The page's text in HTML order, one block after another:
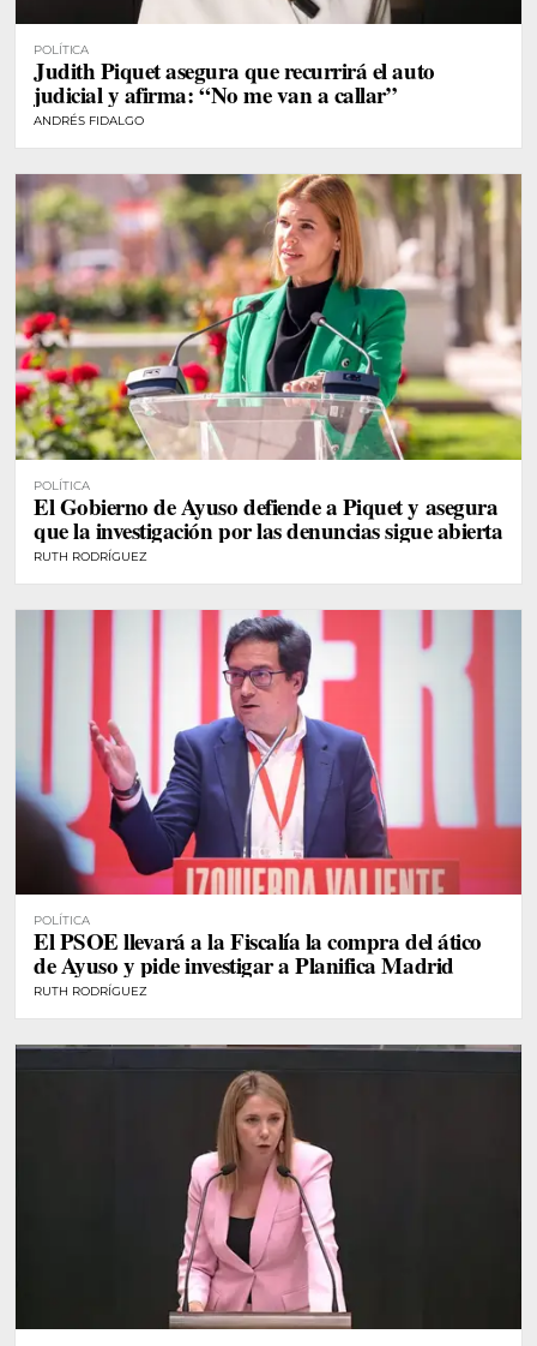
POLÍTICA
Judith Piquet asegura que recurrirá el auto
judicial y afirma: “No me van a callar”
ANDRÉS FIDALGO
POLÍTICA
El Gobierno de Ayuso defiende a Piquet y asegura
que la investigación por las denuncias sigue abierta
RUTH RODRÍGUEZ
POLÍTICA
El PSOE llevará a la Fiscalía la compra del ático
de Ayuso y pide investigar a Planifica Madrid
RUTH RODRÍGUEZ